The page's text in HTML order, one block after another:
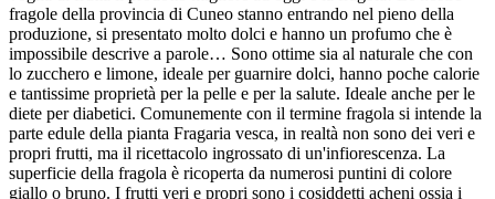
fragole della provincia di Cuneo stanno entrando nel pieno della
produzione, si presentato molto dolci e hanno un profumo che è
impossibile descrive a parole… Sono ottime sia al naturale che con
lo zucchero e limone, ideale per guarnire dolci, hanno poche calorie
e tantissime proprietà per la pelle e per la salute. Ideale anche per le
diete per diabetici. Comunemente con il termine fragola si intende la
parte edule della pianta Fragaria vesca, in realtà non sono dei veri e
propri frutti, ma il ricettacolo ingrossato di un'infiorescenza. La
superficie della fragola è ricoperta da numerosi puntini di colore
giallo o bruno. I frutti veri e propri sono i cosiddetti acheni ossia i